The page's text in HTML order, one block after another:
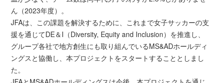
ん（2023年度）。
JFAは、この課題を解決するために、これまで女子サッカーの支
援を通じてDE＆I（Diversity, Equity and Inclusion）を推進し、
グループ各社で地方創生にも取り組んでいるMS&ADホールディ
ングスと協働し、本プロジェクトをスタートすることとしまし
た。